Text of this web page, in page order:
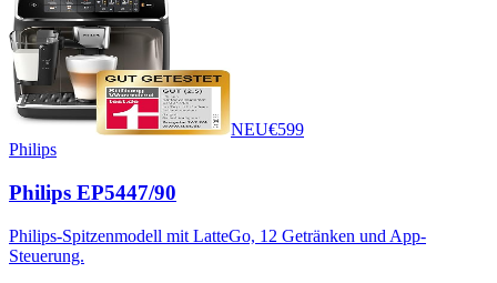
NEU€599
Philips
Philips EP5447/90
Philips-Spitzenmodell mit LatteGo, 12 Getränken und App-
Steuerung.